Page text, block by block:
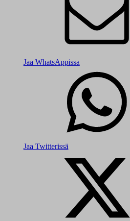
Jaa WhatsAppissa
Jaa Twitterissä